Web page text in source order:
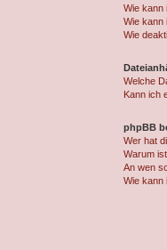
Wie kann
Wie kann
Wie
Welche
Kann ich
phpBB
Wer hat
Warum
An wen
Wie kann